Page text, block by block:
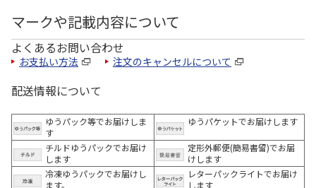
マークや記載内容について
よくあるお問い合わせ
お支払い方法 注文のキャンセルについて
配送情報について
ゆうパック等でお届けしま
す
ゆうパケットでお届けします
チルドゆうパックでお届け
します
定形外郵便(簡易書留)でお届
けします
冷凍ゆうパックでお届けし
ます。
レターパックライトでお届け
します